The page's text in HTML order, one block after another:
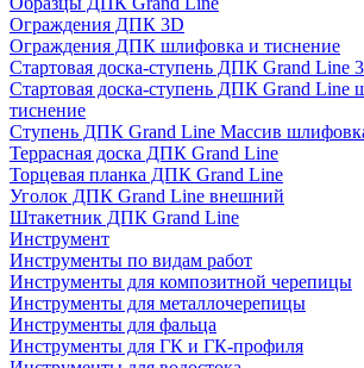
Ограждения ДПК 3D
Ограждения ДПК шлифовка и тиснение
Стартовая доска-ступень ДПК Grand Line
Стартовая доска-ступень ДПК Grand Line
тиснение
Ступень ДПК Grand Line Массив
Террасная доска ДПК Grand Line
Торцевая планка ДПК Grand Line
Уголок ДПК Grand Line внешний
Штакетник ДПК Grand Line
Инструмент
Инструменты по видам работ
Инструменты для композитной черепицы
Инструменты для металлочерепицы
Инструменты для фальца
Инструменты для ГК и ГК-профиля